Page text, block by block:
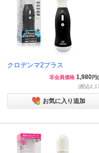
クロデンマ2プラス
非会員価格 1,980円
(税込
お気に入り追加